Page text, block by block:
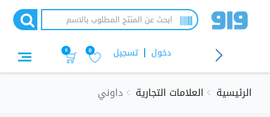
تسجيل دخول 0
0
الرئيسية العلامات التجارية داوني